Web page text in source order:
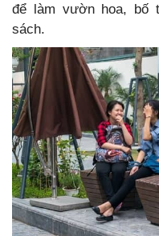
để làm vườn hoa, bố
sách.